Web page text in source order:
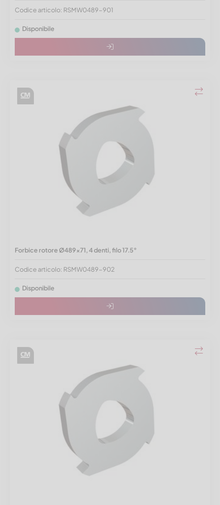
Codice articolo: RSMW0489-901
Disponibile
Forbice rotore Ø489x71, 4 denti, filo 17.5°
Codice articolo: RSMW0489-902
Disponibile